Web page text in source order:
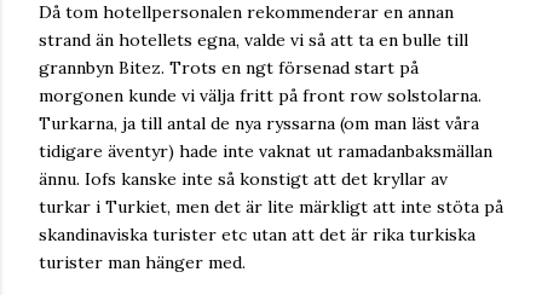
Då tom hotellpersonalen rekommenderar en annan
strand än hotellets egna, valde vi så att ta en bulle till
grannbyn Bitez. Trots en ngt försenad start på
morgonen kunde vi välja fritt på front row solstolarna.
Turkarna, ja till antal de nya ryssarna (om man läst våra
tidigare äventyr) hade inte vaknat ut ramadanbaksmällan
ännu. Iofs kanske inte så konstigt att det kryllar av
turkar i Turkiet, men det är lite märkligt att inte stöta på
skandinaviska turister etc utan att det är rika turkiska
turister man hänger med.